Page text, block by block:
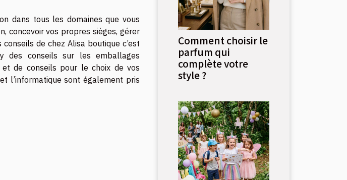
dans tous les domaines que vous
concevoir vos propres sièges, gérer
de chez Alisa boutique c’est
des conseils sur les emballages
de conseils pour le choix de vos
l’informatique sont également pris
Comment choisir le
parfum qui
complète votre
style ?